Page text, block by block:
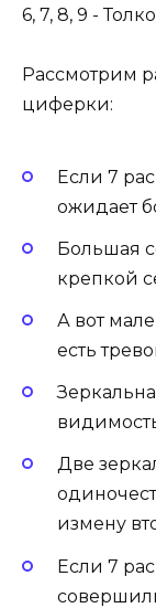
Рассмотрим
циферки:
Если 7
ожидает
Боль­шая
крепкой
А вот
есть
Две
измену
Если 7